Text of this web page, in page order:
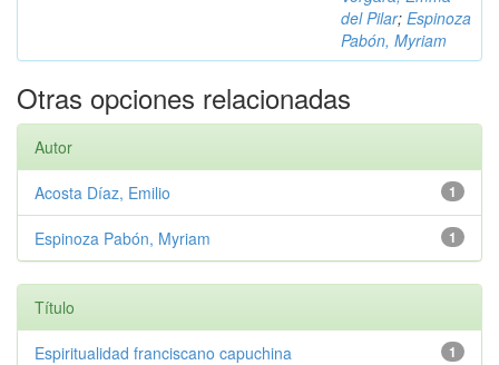
del Pilar; Espinoza
Pabón, Myriam
Otras opciones relacionadas
Autor
1
Acosta Díaz, Emilio
1
Espinoza Pabón, Myriam
Título
1
Espiritualidad franciscano capuchina